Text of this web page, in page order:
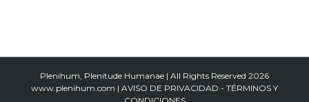
Plenihum, Plenitude Humanae | All Rights Reserved 2026
www.plenihum.com | AVISO DE PRIVACIDAD - TÉRMINOS Y